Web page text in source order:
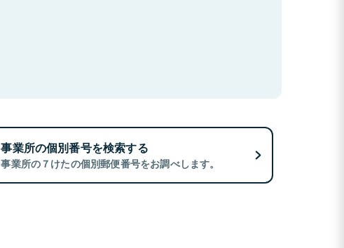
事業所の個別番号を検索する
事業所の７けたの個別郵便番号をお調べします。